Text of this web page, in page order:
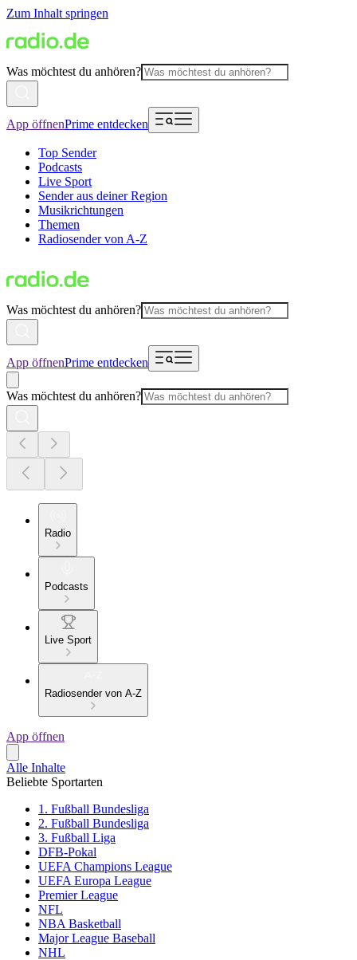
Zum Inhalt springen
Was möchtest du anhören?
App öffnenPrime entdecken
Top Sender
Podcasts
Live Sport
Sender aus deiner Region
Musikrichtungen
Themen
Radiosender von A-Z
Was möchtest du anhören?
App öffnenPrime entdecken
Was möchtest du anhören?
Radio
Podcasts
Live Sport
Radiosender von A-Z
App öffnen
Alle Inhalte
Beliebte Sportarten
1. Fußball Bundesliga
2. Fußball Bundesliga
3. Fußball Liga
DFB-Pokal
UEFA Champions League
UEFA Europa League
Premier League
NFL
NBA Basketball
Major League Baseball
NHL